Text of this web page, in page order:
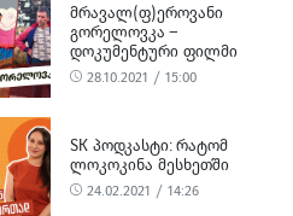
ᲛᲠᲐᲕᲐᲚ(Ფ)ᲔᲠᲝᲕᲐᲜᲘ
ᲒᲝᲠᲔᲚᲝᲕᲙᲐ –
ᲓᲝᲙᲣᲛᲔᲜᲢᲣᲠᲘ ᲤᲘᲚᲛᲘ
28.10.2021 / 15:00
SK ᲞᲝᲓᲙᲐᲡᲢᲘ: ᲠᲐᲢᲝᲛ
ᲚᲝᲙᲝᲙᲘᲜᲐ ᲛᲔᲡᲮᲔᲗᲨᲘ
24.02.2021 / 14:26